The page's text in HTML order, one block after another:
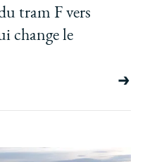
tram F vers
change le